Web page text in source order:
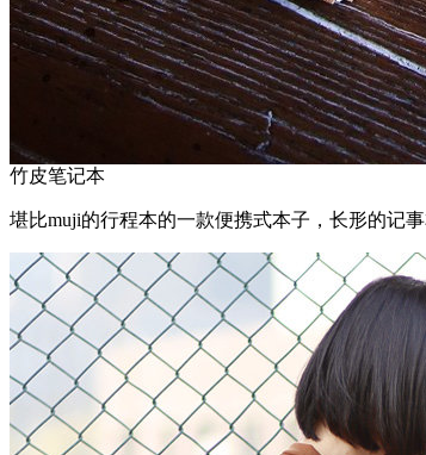
竹皮笔记本
堪比muji的行程本的一款便携式本子，长形的记